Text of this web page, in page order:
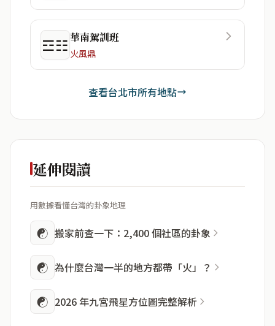
☲☷華南駕訓班
火風鼎
查看台北市所有地點
延伸閱讀
用數據看懂台灣的卦象地理
☯ 搬家前查一下：2,400 個社區的卦象
☯ 為什麼台灣一半的地方都帶「火」？
☯ 2026 年九宮飛星方位圖完整解析